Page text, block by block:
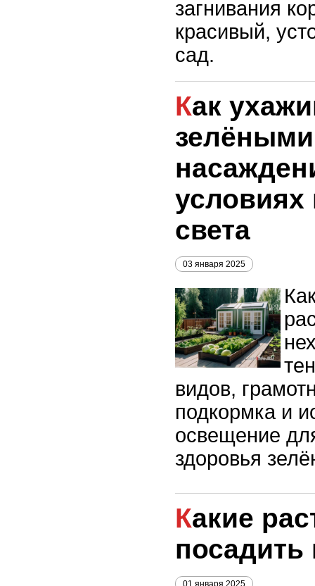
загнивания
красивый,
сад.
Как ухаживать за
зелёными
условиях
света
03 января 2025
видов,
подкормка и
освещение
здоровья
Какие растения можно
посадить
01 января 2025